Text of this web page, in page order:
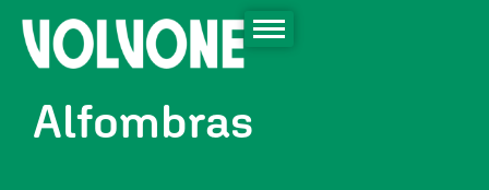
Alfombras